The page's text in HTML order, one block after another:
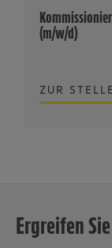
(m/w/d)
ZUR STELLE
Ergreifen